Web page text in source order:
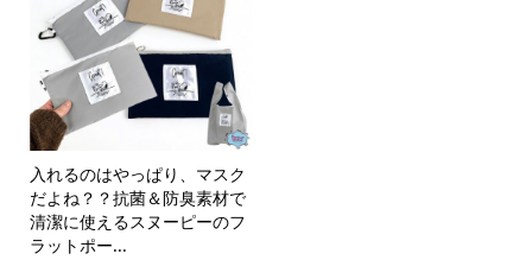
入れるのはやっぱり、マスク
だよね？？抗菌＆防臭素材で
清潔に使えるスヌーピーのフ
ラットポー...